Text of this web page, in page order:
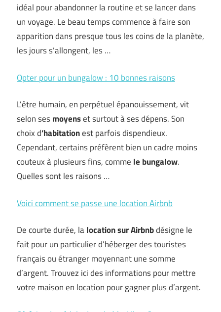
idéal pour abandonner la routine et se lancer dans
un voyage. Le beau temps commence à faire son
apparition dans presque tous les coins de la planète,
les jours s’allongent, les …
Opter pour un bungalow : 10 bonnes raisons
L’être humain, en perpétuel épanouissement, vit
selon sesmoyenset surtout à ses dépens. Son
choix d’habitationest parfois dispendieux.
Cependant, certains préfèrent bien un cadre moins
couteux à plusieurs fins, comme le bungalow.
Quelles sont les raisons …
Voici comment se passe une location Airbnb
De courte durée, lalocation sur Airbnbdésigne le
fait pour un particulier d’héberger des touristes
français ou étranger moyennant une somme
d’argent. Trouvez ici des informations pour mettre
votre maison en location pour gagner plus d’argent.